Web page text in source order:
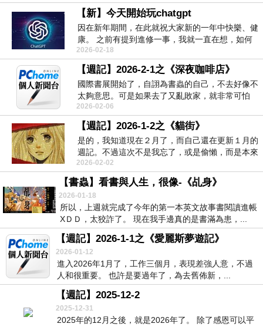
【新】今天開始玩chatgpt
因在新年期間，在此就祝大家新的一年中快樂、健
康。 之前有提到進修一事，我就一直在想，如何
可以找...
2026-02-18
【週記】2026-2-1之《深夜咖啡店》
國際書展開始了，自詡為書蟲的自己，不去好像不
太夠意思。可是如果去了又亂敗家，就非常可怕
了，家中光是花...
2026-02-06
【週記】2026-1-2之《貓街》
是的，我知道現在２月了，而自己還在更新１月的
週記。不過這次不是我忘了，或是偷懶，而是本來
30日打好的...
2026-02-02
【書蟲】看書與人生，很像-《乩身》
2026-01-18
所以，上週就完成了今年的第一本英文故事書閱讀進帳
XＤＤ，太狡詐了。 現在我手邊真的是書滿為患，...
【週記】2026-1-1之《愛麗斯夢遊記》
2026-01-12
進入2026年1月了，工作三個月，表現差強人意，不過
人和很重要。 也許是要過年了，為去舊佈新，...
【週記】2025-12-2
2025-12-31
2025年的12月之後，就是2026年了。 除了感恩可以平